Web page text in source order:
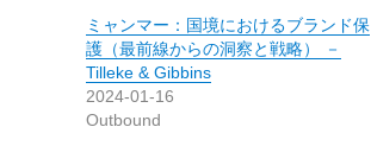
ミャンマー：国境におけるブランド保
護（最前線からの洞察と戦略） －
Tilleke & Gibbins
2024-01-16
Outbound